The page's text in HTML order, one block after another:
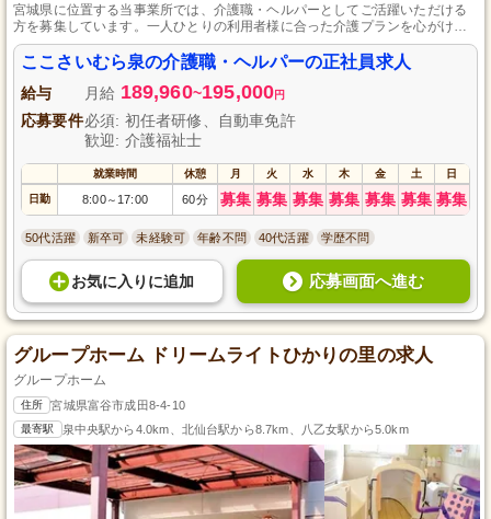
宮城県に位置する当事業所では、介護職・ヘルパーとしてご活躍いただける
方を募集しています。一人ひとりの利用者様に合った介護プランを心がけ、
日常生活の支援を行います。未経験者も歓迎し、充実した研修で成長をサポ
ート。手厚い福利厚生も魅力の一つです。あなたの温もりが利用者様の笑顔
を作り出し、やりがいを感じられる職場です。
ここさいむら泉の介護職・ヘルパーの正社員求人
給与 月給 189,960~195,000円
応募要件必須: 初任者研修、自動車免許
歓迎: 介護福祉士
就業時間 休憩 月 火 水 木 金 土 日
日勤 8:00～ 17:00 60分 募集 募集 募集 募集 募集 募集 募集
50代活躍 新卒可 未経験可 年齢不問 40代活躍 学歴不問
お気に入り に追加 応募画面へ進む
グループホーム ドリームライトひかりの里の求人
グループホーム
住所 宮城県富谷市成田8-4-10
最寄駅 泉中央駅から4.0km、北仙台駅から8.7km、八乙女駅から5.0km